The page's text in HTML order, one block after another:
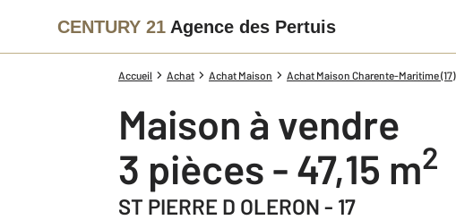
CENTURY 21 Agence des Pertuis
Accueil Achat Achat Maison Achat Maison Charente-Maritime (17)
Maison à vendre
3 pièces - 47,15 m2
ST PIERRE D OLERON - 17